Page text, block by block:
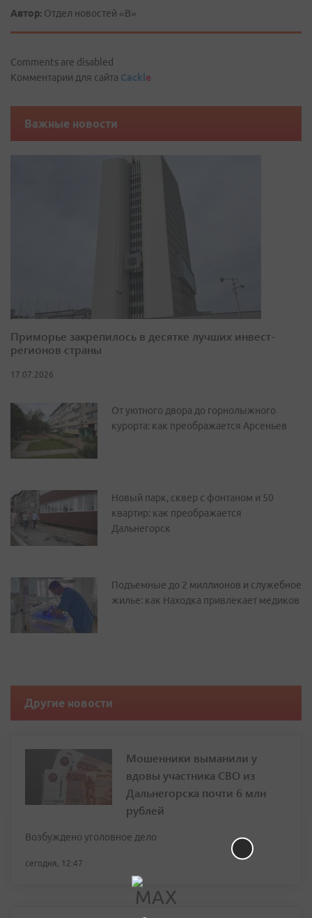
Автор: Отдел новостей «В»
Comments are disabled
Комментарии для сайта Cackle
Важные новости
Приморье закрепилось в десятке лучших инвест-
регионов страны
17.07.2026
От уютного двора до горнолыжного
курорта: как преображается Арсеньев
Новый парк, сквер с фонтаном и 50
квартир: как преображается
Дальнегорск
Подъемные до 2 миллионов и служебное
жилье: как Находка привлекает медиков
Другие новости
Мошенники выманили у
вдовы участника СВО из
Дальнегорска почти 6 млн
рублей
Возбуждено уголовное дело
сегодня, 12:47